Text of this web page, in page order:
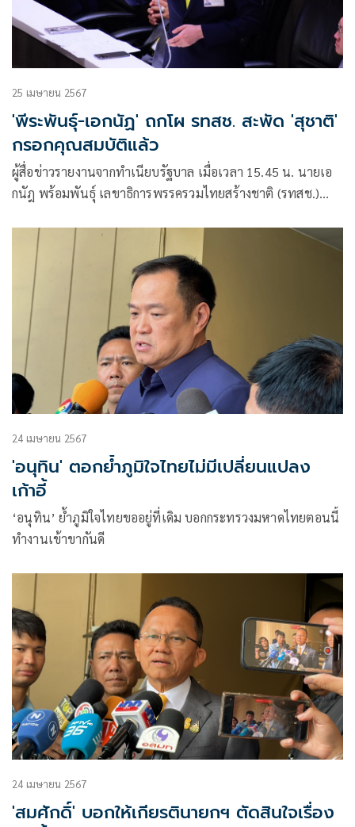
25 เมษายน 2567
'พีระพันธุ์-เอกนัฏ' ถกโผ รทสช. สะพัด 'สุชาติ'
กรอกคุณสมบัติแล้ว
ผู้สื่อข่าวรายงานจากทำเนียบรัฐบาล เมื่อเวลา 15.45 น. นายเอ
กนัฎ พร้อมพันธุ์ เลขาธิการพรรครวมไทยสร้างชาติ (รทสช.)
24 เมษายน 2567
'อนุทิน' ตอกย้ำภูมิใจไทยไม่มีเปลี่ยนแปลง
เก้าอี้
‘อนุทิน’ ย้ำภูมิใจไทยขออยู่ที่เดิม บอกกระทรวงมหาดไทยตอนนี้
ทำงานเข้าขากันดี
24 เมษายน 2567
'สมศักดิ์' บอกให้เกียรตินายกฯ ตัดสินใจเรื่อง